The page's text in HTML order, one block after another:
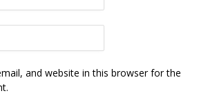
and website in this browser for the